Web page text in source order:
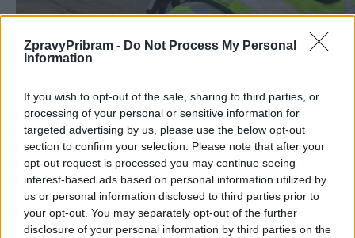
ZpravyPribram - Do Not Process My Personal
Information
If you wish to opt-out of the sale, sharing to third parties, or
processing of your personal or sensitive information for
targeted advertising by us, please use the below opt-out
section to confirm your selection. Please note that after your
opt-out request is processed you may continue seeing
interest-based ads based on personal information utilized by
us or personal information disclosed to third parties prior to
your opt-out. You may separately opt-out of the further
disclosure of your personal information by third parties on the
Komentáře